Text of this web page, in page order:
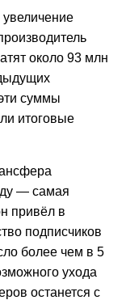
около 93 млн
суммы
итоговые
— самая
привёл в
подписчиков
более чем в 5
ухода
останется с